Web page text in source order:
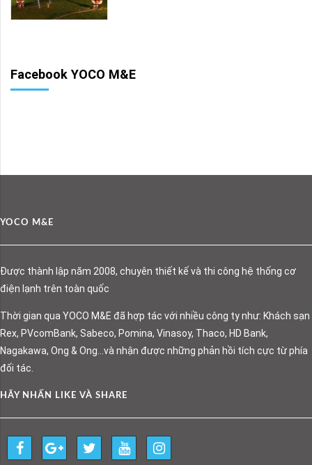
Facebook YOCO M&E
YOCO M&E
Được thành lập năm 2008, chuyên thiết kế và thi công hệ thống cơ
điện lạnh trên toàn quốc
Thời gian qua YOCO M&E đã hợp tác với nhiều công ty như: Khách sạn
Rex, PVcomBank, Sabeco, Pomina, Vinasoy, Thaco, HD Bank,
Nagakawa, Ong & Ong…và nhận được những phản hồi tích cực từ phía
đối tác.
HÃY NHẤN LIKE VÀ SHARE